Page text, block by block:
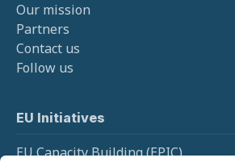
Our mission
Partners
Contact us
Follow us
EU Initiatives
EU Capacity Building (EPIC)